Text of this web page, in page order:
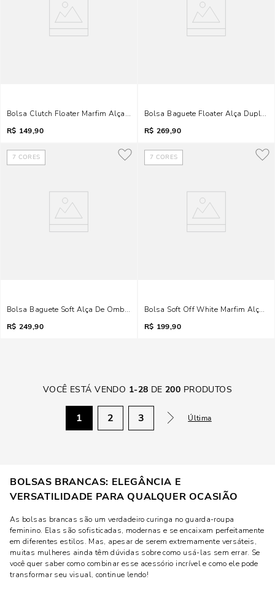
Bolsa Clutch Floater Marfim Alça Transversal
R$ 149,90
Bolsa Baguete Floater Alça Dupla
R$ 269,90
7 CORES
Bolsa Baguete Soft Alça De Ombro Off White Marfim
R$ 249,90
7 CORES
Bolsa Soft Off White Marfim Alça
R$ 199,90
VOCÊ ESTÁ VENDO 1-28 DE200 PRODUTOS
1 2 3 Última
BOLSAS BRANCAS: ELEGÂNCIA E
VERSATILIDADE PARA QUALQUER OCASIÃO
As bolsas brancas são um verdadeiro curinga no guarda-roupa
feminino. Elas são sofisticadas, modernas e se encaixam perfeitamente
em diferentes estilos. Mas, apesar de serem extremamente versáteis,
muitas mulheres ainda têm dúvidas sobre como usá-las sem errar. Se
você quer saber como combinar esse acessório incrível e como ele pode
transformar seu visual, continue lendo!